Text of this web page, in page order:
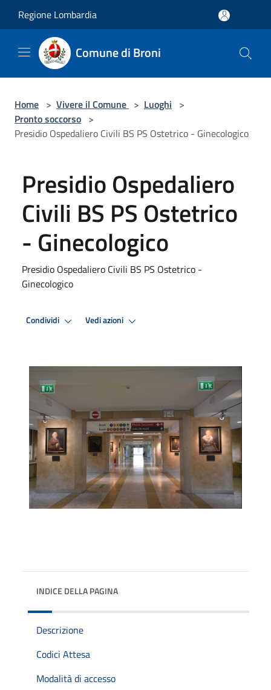
Regione Lombardia
Comune di Broni
Home > Vivere il Comune > Luoghi >
Pronto soccorso >
Presidio Ospedaliero Civili BS PS Ostetrico - Ginecologico
Presidio Ospedaliero
Civili BS PS Ostetrico
- Ginecologico
Presidio Ospedaliero Civili BS PS Ostetrico -
Ginecologico
Condividi Vedi azioni
INDICE DELLA PAGINA
Descrizione
Codici Attesa
Modalità di accesso